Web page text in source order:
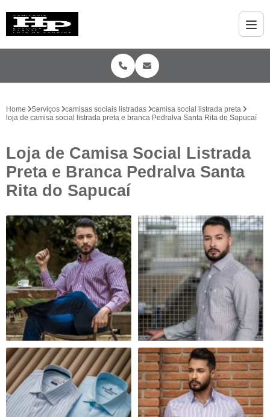
Home Serviços camisas sociais listradas
camisa social listrada preta
loja de camisa social listrada preta e branca Pedralva Santa Rita do Sapucaí
Loja de Camisa Social Listrada
Preta e Branca Pedralva Santa
Rita do Sapucaí